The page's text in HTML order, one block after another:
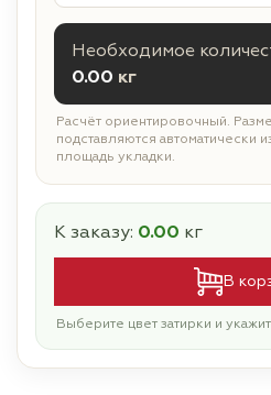
Необходимое
0.00 кг
Расчёт ориентировочный.
подставляются автоматически
площадь укладки.
К заказу: 0.00 кг
В
Выберите цвет затирки и